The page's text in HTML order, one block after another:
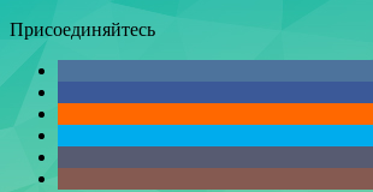
Присоединяйтесь